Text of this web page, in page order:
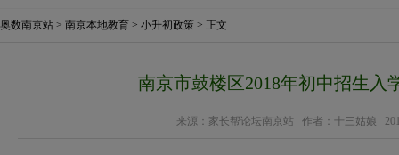
奥数南京站 > 南京本地教育 > 小升初政策 > 正文
南京市鼓楼区2018年初中招生入
来源： 家长帮论坛南京站 作者：十三姑娘